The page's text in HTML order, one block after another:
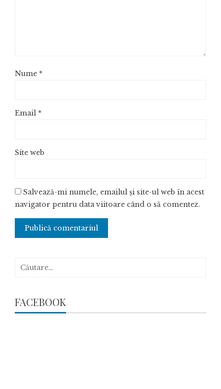
Nume *
Email *
Site web
Salvează-mi numele, emailul și site-ul web în acest
navigator pentru data viitoare când o să comentez.
Caută
FACEBOOK